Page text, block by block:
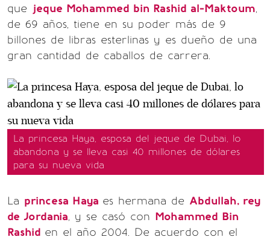
que jeque Mohammed bin Rashid al-Maktoum,
de 69 años, tiene en su poder más de 9
billones de libras esterlinas y es dueño de una
gran cantidad de caballos de carrera.
La princesa Haya, esposa del jeque de Dubai, lo
abandona y se lleva casi 40 millones de dólares
para su nueva vida
La princesa Haya es hermana de Abdullah, rey
de Jordania, y se casó con Mohammed Bin
Rashid en el año 2004. De acuerdo con el